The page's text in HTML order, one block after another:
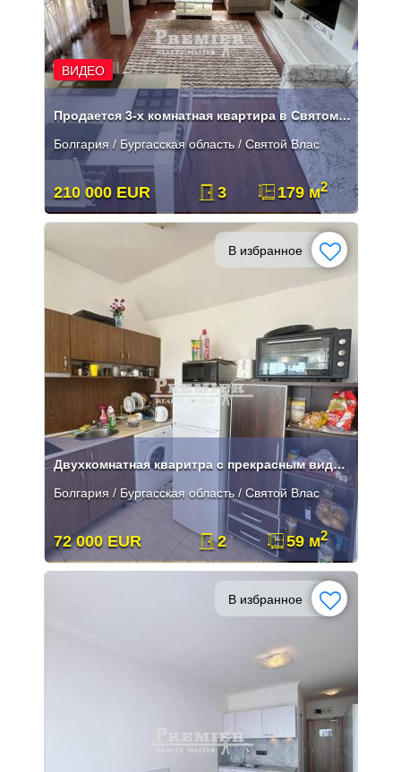
ВИДЕО
Продается 3-х комнатная квартира в Святом Власе!
Болгария / Бургасская область / Святой Влас
210 000 EUR 3 179 м2
В избранное
Двухкомнатная кваритра с прекрасным видом в Святом Власе
Болгария / Бургасская область / Святой Влас
72 000 EUR 2 59 м2
В избранное